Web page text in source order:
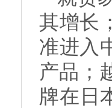
其增长
准进入
产品；
牌在日